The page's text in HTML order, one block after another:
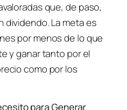
que, de paso,
dividendo. La meta es
por menos de lo que
y ganar tanto por el
como por los
para Generar